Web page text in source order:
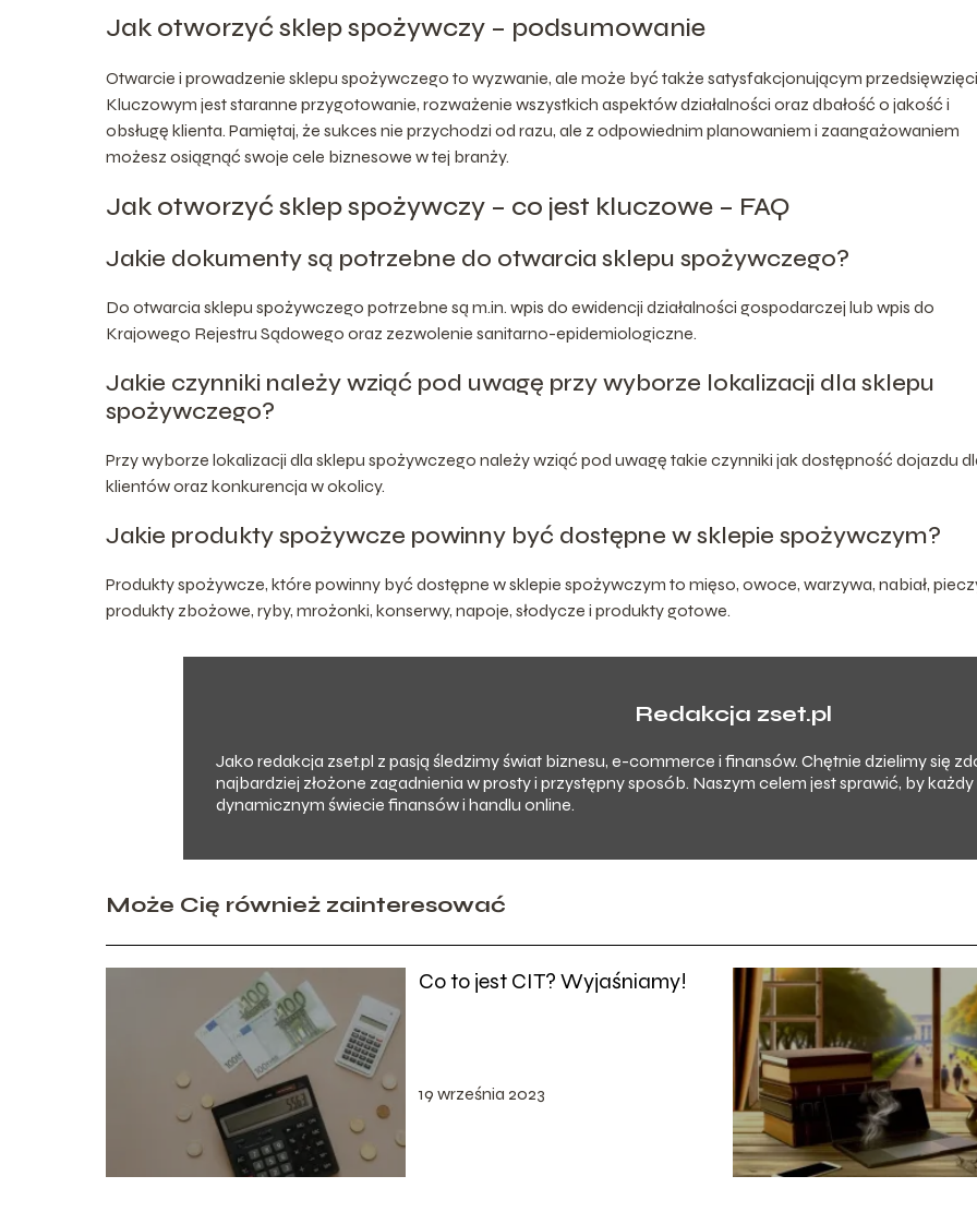
Jak otworzyć sklep spożywczy – podsumowanie
Otwarcie i prowadzenie sklepu spożywczego to wyzwanie, ale może być także satysfakcjonującym
Kluczowym jest staranne przygotowanie, rozważenie wszystkich aspektów działalności oraz dbałość o jakość i
obsługę klienta. Pamiętaj, że sukces nie przychodzi od razu, ale z odpowiednim planowaniem i zaangażowaniem
możesz osiągnąć swoje cele biznesowe w tej branży.
Jak otworzyć sklep spożywczy – co jest kluczowe – FAQ
Jakie dokumenty są potrzebne do otwarcia sklepu spożywczego?
Do otwarcia sklepu spożywczego potrzebne są m.in. wpis do ewidencji działalności gospodarczej lub wpis do
Krajowego Rejestru Sądowego oraz zezwolenie sanitarno-epidemiologiczne.
Jakie czynniki należy wziąć pod uwagę przy wyborze lokalizacji dla sklepu
spożywczego?
Przy wyborze lokalizacji dla sklepu spożywczego należy wziąć pod uwagę takie czynniki jak dostępność dojazdu
klientów oraz konkurencja w okolicy.
Jakie produkty spożywcze powinny być dostępne w sklepie spożywczym?
Produkty spożywcze, które powinny być dostępne w sklepie spożywczym to mięso, owoce, warzywa, nabiał,
produkty zbożowe, ryby, mrożonki, konserwy, napoje, słodycze i produkty gotowe.
Redakcja zset.pl
Jako redakcja zset.pl z pasją śledzimy świat biznesu, e-commerce i finansów. Chętnie dzielimy się
najbardziej złożone zagadnienia w prosty i przystępny sposób. Naszym celem jest sprawić, by
dynamicznym świecie finansów i handlu online.
Może Cię również zainteresować
Co to jest CIT? Wyjaśniamy!
19 września 2023